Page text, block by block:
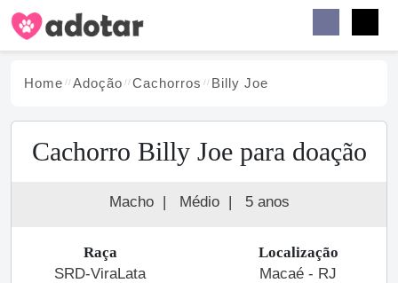
Home Adoção Cachorros Billy Joe
Cachorro Billy Joe para doação
Macho | Médio | 5 anos
Raça
SRD-ViraLata
Localização
Macaé - RJ